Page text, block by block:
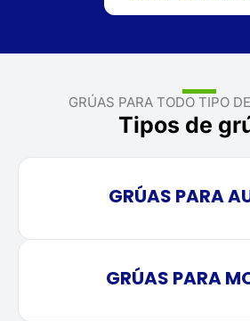
GRÚAS PARA TODO TIPO
Tipos de
GRÚAS PARA
GRÚAS PARA